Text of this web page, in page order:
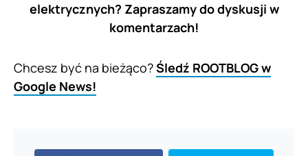
elektrycznych? Zapraszamy do dyskusji w
komentarzach!
Chcesz być na bieżąco?Śledź ROOTBLOG w
Google News!